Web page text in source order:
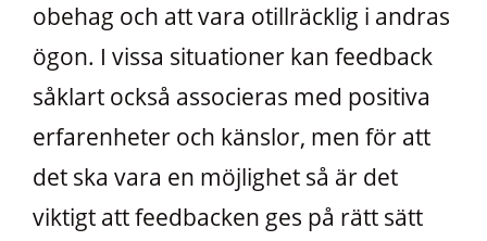
obehag och att vara otillräcklig i andras
ögon. I vissa situationer kan feedback
såklart också associeras med positiva
erfarenheter och känslor, men för att
det ska vara en möjlighet så är det
viktigt att feedbacken ges på rätt sätt